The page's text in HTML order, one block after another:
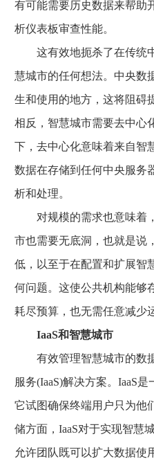
有可能需要历史数据来帮助
析仪表板审查性能。
这有效地扼杀了在传统
慧城市的任何想法。中央数
生和使用的地方，这将阻碍
相反，智慧城市需要去中心
下，去中心化意味着来自智
数据在存储到任何中央服务
析和处理。
对规模的需求也意味着
市也需要无底洞，也就是说
低，以至于在配置和扩展智
何问题。这使公共机构能够
耗尽预算，也无需任意减少
IaaS和智慧城市
有效管理智慧城市的数据
服务(IaaS)解决方案。IaaS
它试图确保终端用户只为他
储方面，IaaS对于实现智慧
允许团队既可以扩大数据使